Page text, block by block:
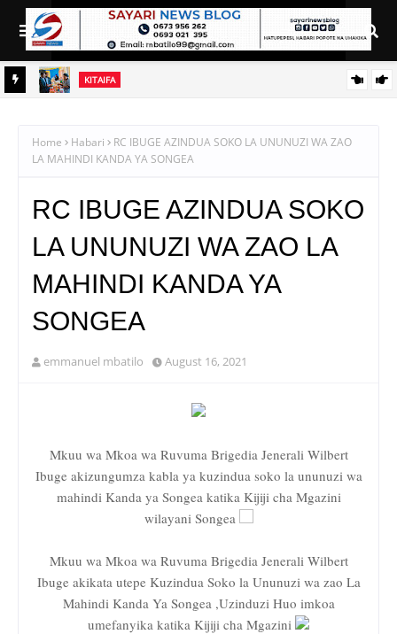
KITAIFA
Home Habari
RC IBUGE AZINDUA SOKO LA UNUNUZI WA ZAO
LA MAHINDI KANDA YA SONGEA
RC IBUGE AZINDUA SOKO
LA UNUNUZI WA ZAO LA
MAHINDI KANDA YA
SONGEA
emmanuel mbatilo August 16, 2021
Mkuu wa Mkoa wa Ruvuma Brigedia Jenerali Wilbert
Ibuge akizungumza kabla ya kuzindua soko la ununuzi wa
mahindi Kanda ya Songea katika Kijiji cha Mgazini
wilayani Songea
Mkuu wa Mkoa wa Ruvuma Brigedia Jenerali Wilbert
Ibuge akikata utepe Kuzindua Soko la Ununuzi wa zao La
Mahindi Kanda Ya Songea ,Uzinduzi Huo imkoa
umefanyika katika Kijiji cha Mgazini